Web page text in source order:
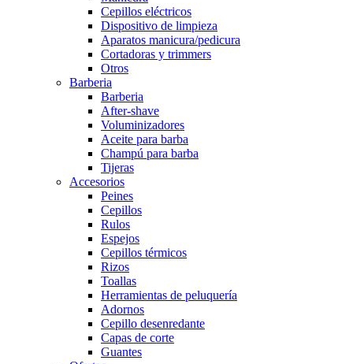
Cepillos eléctricos
Dispositivo de limpieza
Aparatos manicura/pedicura
Cortadoras y trimmers
Otros
Barberia
Barberia
After-shave
Voluminizadores
Aceite para barba
Champú para barba
Tijeras
Accesorios
Peines
Cepillos
Rulos
Espejos
Cepillos térmicos
Rizos
Toallas
Herramientas de peluquería
Adornos
Cepillo desenredante
Capas de corte
Guantes